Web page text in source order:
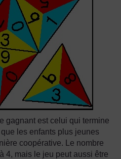
gagnant est celui qui termine
les enfants plus jeunes
coopérative. Le nombre
4, mais le jeu peut aussi être